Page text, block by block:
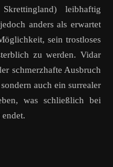
leibhaftig
anders als erwartet
sein trostloses
zu werden. Vidar
schmerzhafte Ausbruch
auch ein surrealer
was schließlich bei